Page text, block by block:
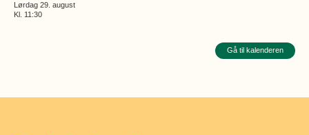
Lørdag 29. august
Kl. 11:30
Gå til kalenderen